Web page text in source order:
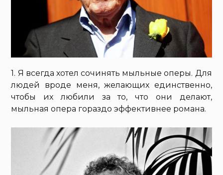
1. Я всегда хотел сочинять мыльные оперы. Для
людей вроде меня, желающих единственно,
чтобы их любили за то, что они делают,
мыльная опера гораздо эффективнее романа.